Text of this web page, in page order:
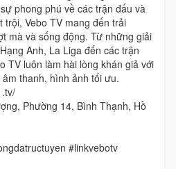
phong phú về các trận đấu và
Vebo TV mang đến trải
mà và sống động. Từ những giải
Anh, La Liga đến các trận
TV luôn làm hài lòng khán giả với
thanh, hình ảnh tối ưu.
Phường 14, Bình Thạnh, Hồ
#linkvebotv